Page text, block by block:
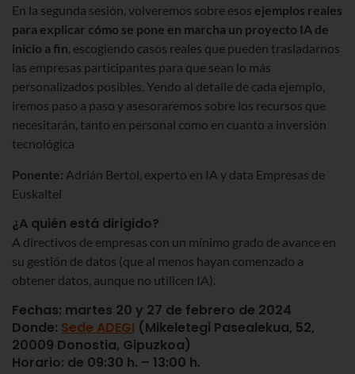
En la segunda sesión, volveremos sobre esos ejemplos reales
para explicar cómo se pone en marcha un proyecto IA de
inicio a fin, escogiendo casos reales que pueden trasladarnos
las empresas participantes para que sean lo más
personalizados posibles. Yendo al detalle de cada ejemplo,
iremos paso a paso y asesoraremos sobre los recursos que
necesitarán, tanto en personal como en cuanto a inversión
tecnológica
Ponente: Adrián Bertol, experto en IA y data Empresas de
Euskaltel
¿A quién está dirigido?
A directivos de empresas con un mínimo grado de avance en
su gestión de datos (que al menos hayan comenzado a
obtener datos, aunque no utilicen IA).
Fechas: martes 20 y 27 de febrero de 2024
Donde: Sede ADEGI (Mikeletegi Pasealekua, 52,
20009 Donostia, Gipuzkoa)
Horario: de 09:30 h. – 13:00 h.